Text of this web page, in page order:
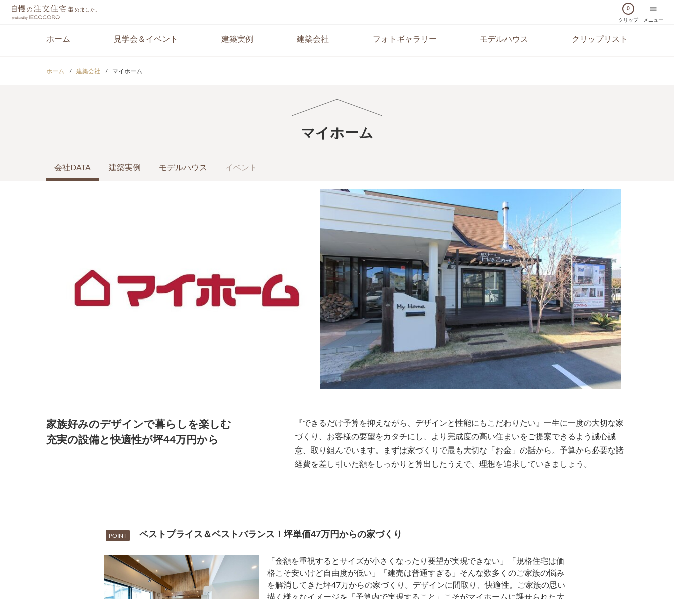
0
クリップ メニュー
ホーム 見学会＆イベント 建築実例 建築会社 フォトギャラリー モデルハウス クリップリスト
ホーム 建築会社 マイホーム
マイホーム
会社DATA 建築実例 モデルハウス イベント
家族好みのデザインで暮らしを楽しむ
充実の設備と快適性が坪44万円から
『できるだけ予算を抑えながら、デザインと性能にもこだわりたい』一生に一度の大切な家
づくり、お客様の要望をカタチにし、より完成度の高い住まいをご提案できるよう誠心誠
意、取り組んでいます。まずは家づくりで最も大切な「お金」の話から。予算から必要な諸
経費を差し引いた額をしっかりと算出したうえで、理想を追求していきましょう。
POINT ベストプライス＆ベストバランス！坪単価47万円からの家づくり
「金額を重視するとサイズが小さくなったり要望が実現できない」「規格住宅は価
格こそ安いけど自由度が低い」「建売は普通すぎる」そんな数多くのご家族の悩み
を解消してきた坪47万からの家づくり。デザインに間取り、快適性。ご家族の思い